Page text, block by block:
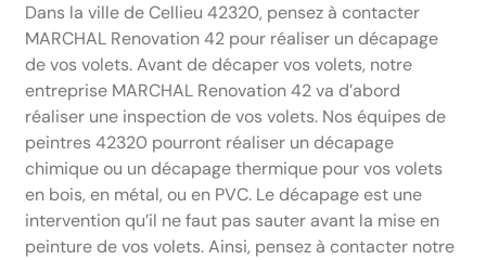
Dans la ville de Cellieu 42320, pensez à contacter
MARCHAL Renovation 42 pour réaliser un décapage
de vos volets. Avant de décaper vos volets, notre
entreprise MARCHAL Renovation 42 va d’abord
réaliser une inspection de vos volets. Nos équipes de
peintres 42320 pourront réaliser un décapage
chimique ou un décapage thermique pour vos volets
en bois, en métal, ou en PVC. Le décapage est une
intervention qu’il ne faut pas sauter avant la mise en
peinture de vos volets. Ainsi, pensez à contacter notre